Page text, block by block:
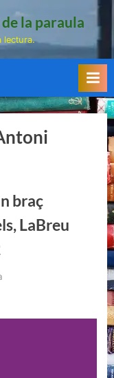
la paraula
lectura.
braç
LaBreu